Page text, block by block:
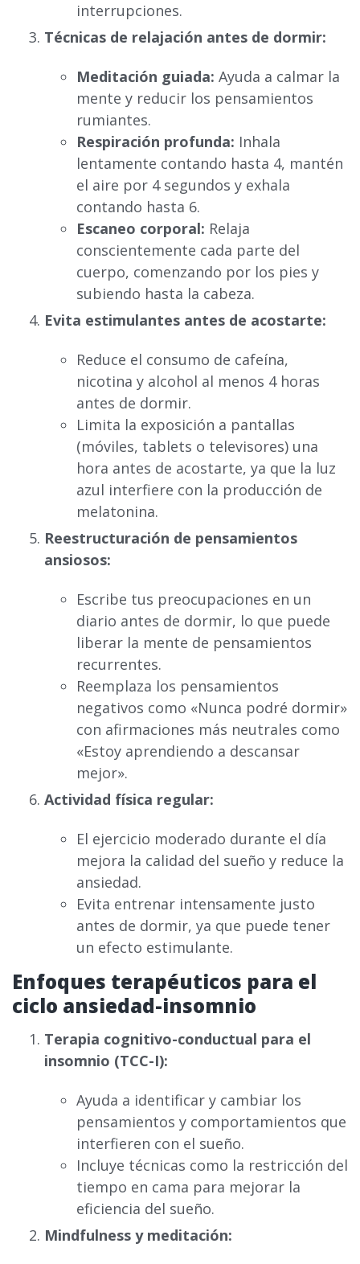
interrupciones.
Técnicas de relajación antes de dormir:
Meditación guiada: Ayuda a calmar la
mente y reducir los pensamientos
rumiantes.
Respiración profunda: Inhala
lentamente contando hasta 4, mantén
el aire por 4 segundos y exhala
contando hasta 6.
Escaneo corporal: Relaja
conscientemente cada parte del
cuerpo, comenzando por los pies y
subiendo hasta la cabeza.
Evita estimulantes antes de acostarte:
Reduce el consumo de cafeína,
nicotina y alcohol al menos 4 horas
antes de dormir.
Limita la exposición a pantallas
(móviles, tablets o televisores) una
hora antes de acostarte, ya que la luz
azul interfiere con la producción de
melatonina.
Reestructuración de pensamientos
ansiosos:
Escribe tus preocupaciones en un
diario antes de dormir, lo que puede
liberar la mente de pensamientos
recurrentes.
Reemplaza los pensamientos
negativos como «Nunca podré dormir»
con afirmaciones más neutrales como
«Estoy aprendiendo a descansar
mejor».
Actividad física regular:
El ejercicio moderado durante el día
mejora la calidad del sueño y reduce la
ansiedad.
Evita entrenar intensamente justo
antes de dormir, ya que puede tener
un efecto estimulante.
Enfoques terapéuticos para el
ciclo ansiedad-insomnio
Terapia cognitivo-conductual para el
insomnio (TCC-I):
Ayuda a identificar y cambiar los
pensamientos y comportamientos que
interfieren con el sueño.
Incluye técnicas como la restricción del
tiempo en cama para mejorar la
eficiencia del sueño.
Mindfulness y meditación: